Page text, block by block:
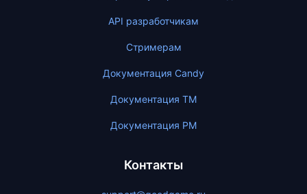
API разработчикам
Стримерам
Документация Candy
Документация ТМ
Документация PM
Контакты